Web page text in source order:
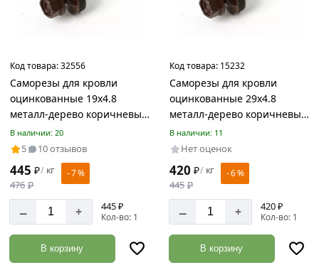
Код товара:32556
Саморезы для кровли
оцинкованные 19х4.8
металл-дерево коричневые
RAL 8017
В наличии: 20
5 10 отзывов
445 ₽/ кг
476 ₽
- 7 %
– + 445 ₽
Кол-во: 1
В корзину
Код товара: 15232
Саморезы для кровли
оцинкованные 29х4.8
металл-дерево коричневые
RAL 8017
В наличии: 11
Нет оценок
420 ₽/ кг
445 ₽
- 6 %
– + 420 ₽
Кол-во: 1
В корзину